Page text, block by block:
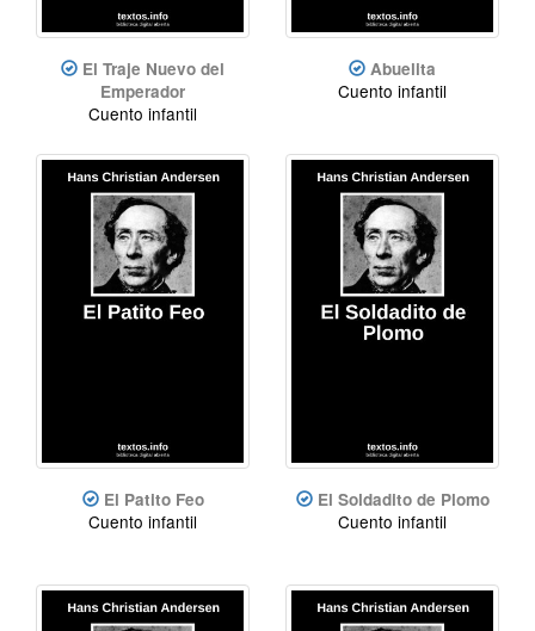
El Traje Nuevo del
Emperador
Cuento infantil
Abuelita
Cuento infantil
El Patito Feo
Cuento infantil
El Soldadito de Plomo
Cuento infantil